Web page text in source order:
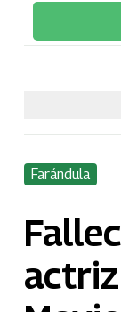
Farándula
actriz